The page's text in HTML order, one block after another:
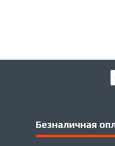
Безналичная